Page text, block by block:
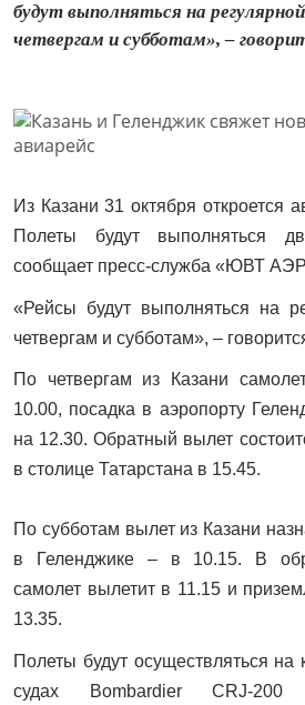
будут выполняться на
четвергам и субботам», –
Из Казани 31 октября откроется
Полеты будут выполняться
сообщает пресс-служба «ЮВТ
«Рейсы будут выполняться на
четвергам и субботам», –
По четвергам из Казани
10.00, посадка в аэропорту
на 12.30. Обратный вылет
в столице Татарстана в 15.45.
По субботам вылет из Казани
в Геленджике – в 10.15. В
самолет вылетит в 11.15 и
13.35.
Полеты будут осуществляться на
судах Bombardier CRJ-200